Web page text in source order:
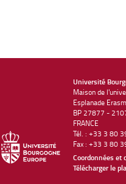
Université
Maison de
Esplanade
BP 27877 -
FRANCE
Tél. : +33 3 80
Fax : +33 3 80
Coordonnées et
Télécharger le